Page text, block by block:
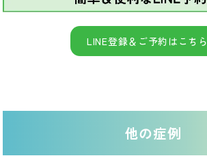
LINE登録＆ご予約はこちら
他の症例